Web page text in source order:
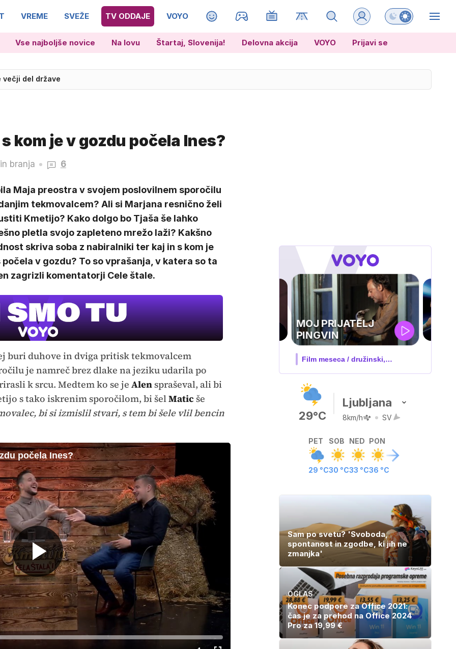
VREME SVEŽE TV ODDAJE VOYO MAGAZIN Preklopi barvni
Vse najboljše novice Na lovu Štartaj, Slovenija! Delovna akcija VOYO Prijavi se
večji del države
kom je v gozdu počela Ines?
branja 6
Maja preostra v svojem poslovilnem sporočilu
tekmovalcem? Ali si Marjana resnično želi
Kmetijo? Kako dolgo bo Tjaša še lahko
pletla svojo zapleteno mrežo laži? Kakšno
skriva soba z nabiralniki ter kaj in s kom je
počela v gozdu? To so vprašanja, v katera so ta
zagrizli komentatorji Cele štale.
buri duhove in dviga pritisk tekmovalcem
je namreč brez dlake na jeziku udarila po
k srcu. Medtem ko se je Alenspraševal, ali bi
s tako iskrenim sporočilom, bi šelMatic še
bi si izmislil stvari, s tem bi šele vlil bencin
počela Ines?
Predvajaj
UEFA
SUPERPOKAL
V živo na VOYO: sreda ob 20.30
29°C
Ljubljana
8km/h SV
PET
29 °C
SOB
30 °C
NED
33 °C
PON
36 °C
Sam po svetu? 'Svoboda,
spontanost in zgodbe, ki jih ne
zmanjka'
OGLAS
Konec podpore za Office 2021:
čas je za prehod na Office 2024
Pro za 19,99 €